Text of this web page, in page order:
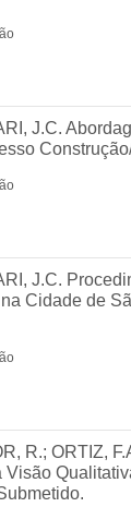
J.C.
J.C.
Cidade de
R.; ORTIZ,